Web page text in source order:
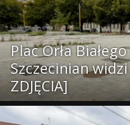
Plac Orła
Szczecinian
ZDJĘCIA]